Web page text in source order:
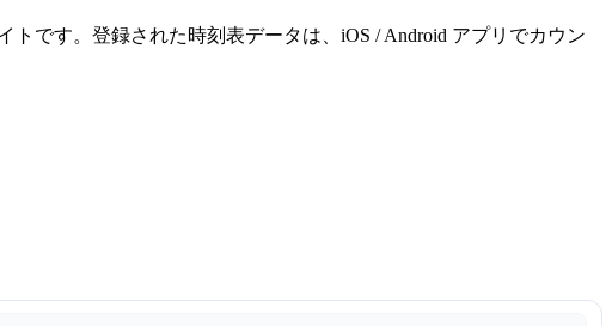
です。登録された時刻表データは、iOS / Android アプリでカウン